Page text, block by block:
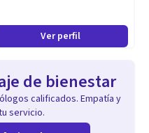
Ver perfil
de bienestar
calificados. Empatía y
servicio.